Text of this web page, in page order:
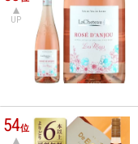
UP
54位